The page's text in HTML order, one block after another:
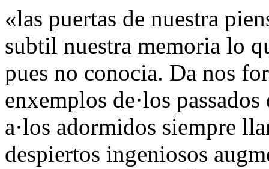
«las puertas de nuestra
subtil nuestra memoria lo
pues no conocia. Da nos
enxemplos de·los
a·los adormidos siempre
despiertos ingeniosos